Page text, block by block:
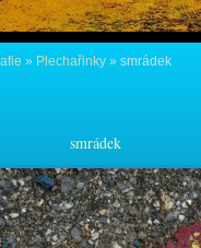
» Plechařinky » smrádek
smrádek